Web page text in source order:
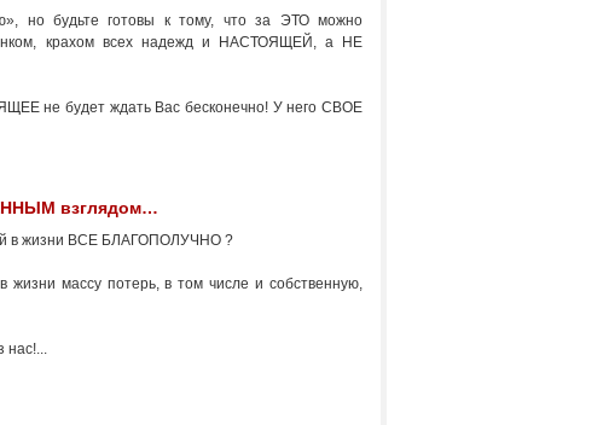
но будьте готовы к тому, что за ЭТО можно
крахом всех надежд и НАСТОЯЩЕЙ, а НЕ
не будет ждать Вас бесконечно! У него СВОЕ
взглядом…
в жизни ВСЕ БЛАГОПОЛУЧНО ?
массу потерь, в том числе и собственную,
нас!...